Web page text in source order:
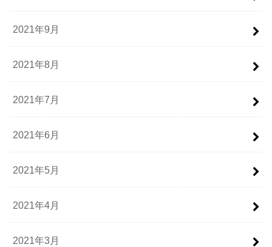
2021年9月
2021年8月
2021年7月
2021年6月
2021年5月
2021年4月
2021年3月